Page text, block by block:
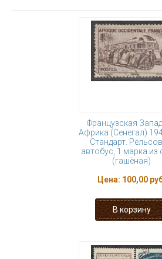
Французская
Африка (Сенегал)
Стандарт.
автобус, 1 марка из
(гашёная)
Цена: 100,00